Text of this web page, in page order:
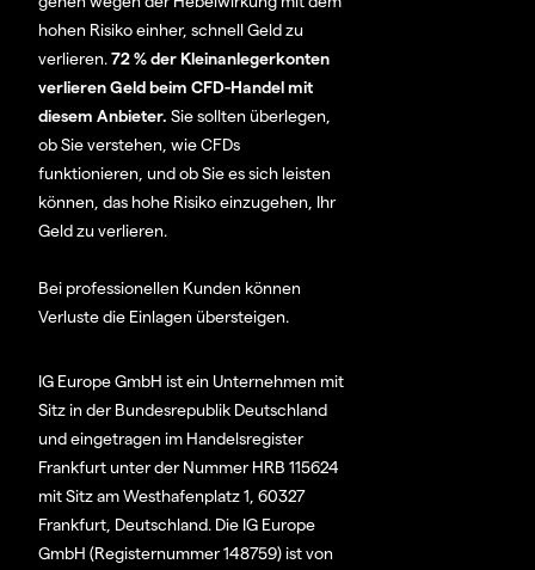
hohen Risiko einher, schnell Geld zu
verlieren.72 % der Kleinanlegerkonten
verlieren Geld beim CFD-Handel mit
diesem Anbieter. Sie sollten überlegen,
ob Sie verstehen, wie CFDs
funktionieren, und ob Sie es sich leisten
können, das hohe Risiko einzugehen, Ihr
Geld zu verlieren.
Bei professionellen Kunden können
Verluste die Einlagen übersteigen.
IG Europe GmbH ist ein Unternehmen mit
Sitz in der Bundesrepublik Deutschland
und eingetragen im Handelsregister
Frankfurt unter der Nummer HRB 115624
mit Sitz am Westhafenplatz 1, 60327
Frankfurt, Deutschland. Die IG Europe
GmbH (Registernummer 148759) ist von